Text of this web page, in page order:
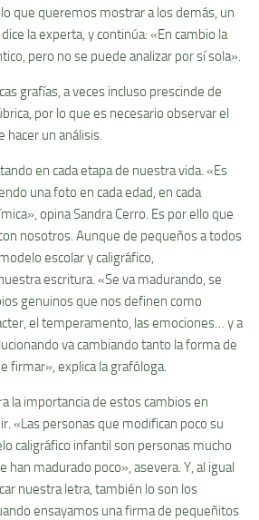
que queremos mostrar a los demás, un
la experta, y continúa: «En cambio la
pero no se puede analizar por sí sola».
grafías, a veces incluso prescinde de
por lo que es necesario observar el
hacer un análisis.
en cada etapa de nuestra vida. «Es
una foto en cada edad, en cada
opina Sandra Cerro. Es por ello que
nosotros. Aunque de pequeños a todos
escolar y caligráfico,
escritura. «Se va madurando, se
genuinos que nos definen como
el temperamento, las emociones… y a
va cambiando tanto la forma de
firmar», explica la grafóloga.
la importancia de estos cambios en
«Las personas que modifican poco su
caligráfico infantil son personas mucho
han madurado poco», asevera. Y, al igual
nuestra letra, también lo son los
ensayamos una firma de pequeñitos